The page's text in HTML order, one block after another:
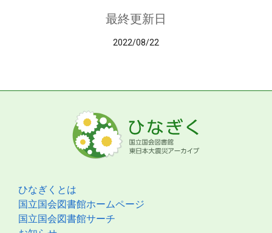
最終更新日
2022/08/22
ひなぎくとは
国立国会図書館ホームページ
国立国会図書館サーチ